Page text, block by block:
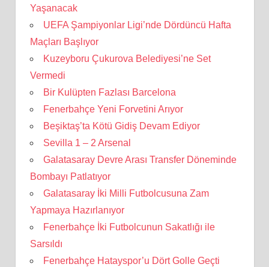
Yaşanacak
UEFA Şampiyonlar Ligi’nde Dördüncü Hafta
Maçları Başlıyor
Kuzeyboru Çukurova Belediyesi’ne Set
Vermedi
Bir Kulüpten Fazlası Barcelona
Fenerbahçe Yeni Forvetini Arıyor
Beşiktaş’ta Kötü Gidiş Devam Ediyor
Sevilla 1 – 2 Arsenal
Galatasaray Devre Arası Transfer Döneminde
Bombayı Patlatıyor
Galatasaray İki Milli Futbolcusuna Zam
Yapmaya Hazırlanıyor
Fenerbahçe İki Futbolcunun Sakatlığı ile
Sarsıldı
Fenerbahçe Hatayspor’u Dört Golle Geçti